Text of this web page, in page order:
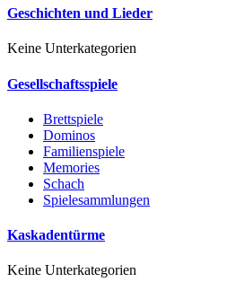
Geschichten und Lieder
Keine Unterkategorien
Gesellschaftsspiele
Brettspiele
Dominos
Familienspiele
Memories
Schach
Spielesammlungen
Kaskadentürme
Keine Unterkategorien